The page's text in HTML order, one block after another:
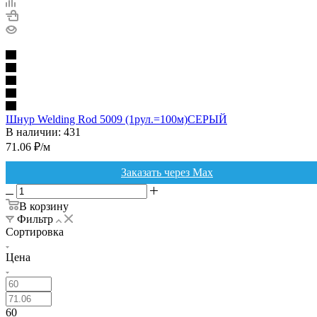
Шнур Welding Rod 5009 (1рул.=100м)СЕРЫЙ
В наличии: 431
71.06 ₽/м
Заказать через Max
В корзину
Фильтр
Сортировка
Цена
60